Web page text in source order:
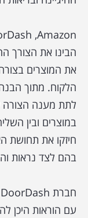
הבינו את הצורך
את המוצרים
הלקוח. מתוך
לתת מענה הצורה
במוצרים ובין
חיזקו את תחושת
בהם לצד נראות
עם הוראות היכן